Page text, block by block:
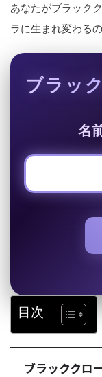
あなたがブラック
ラに生まれ変わる
ブラッ
名
目次
ブラッククロ